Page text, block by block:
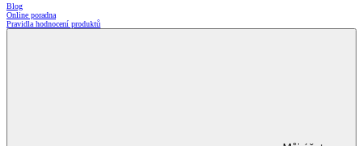
Blog
Online poradna
Pravidla hodnocení produktů